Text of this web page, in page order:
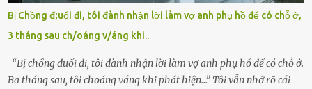
mê man sau sinh, hoàn toàn không hay biết chuyện gì xảy ra.
Thiếu úy Nguyễn Thị Mai, một nữ cảnh sát công tác tại địa phương,
tình cờ chứng kiến giây phút bé bị đưa đi trong lặng lẽ. Nét mặt đỏ
hỏn, bàn tay bé xíu co quắp, ...
Bị Chồng đ;uổi đi, tôi đành nhận lời làm vợ anh phụ hồ để có chỗ ở,
3 tháng sau ch/oáng v/áng khi..
“Bị chồng đuổi đi, tôi đành nhận lời làm vợ anh phụ hồ để có chỗ ở.
Ba tháng sau, tôi choáng váng khi phát hiện…” Tôi vẫn nhớ rõ cái